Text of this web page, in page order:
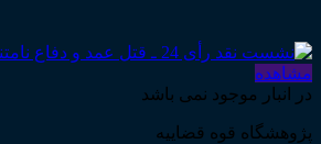
مشاهده
در انبار موجود نمی باشد
پژوهشگاه قوه قضاییه